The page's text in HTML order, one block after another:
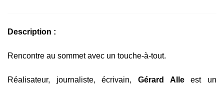
Description :
Rencontre au sommet avec un touche-à-tout.
Réalisateur, journaliste, écrivain, Gérard Alleest un